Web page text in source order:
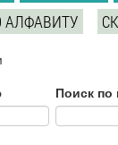
АЛФАВИТУ
Поиск